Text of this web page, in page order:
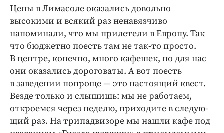
Цены в Лимасоле оказались довольно
высокими и всякий раз ненавязчиво
напоминали, что мы прилетели в Европу. Так
что бюджетно поесть там не так-то просто.
В центре, конечно, много кафешек, но для нас
они оказались дороговаты. А вот поесть
в заведении попроще — это настоящий квест.
Везде только и слышишь: мы не работаем,
откроемся через неделю, приходите в следую­
щий раз. На трипадвизоре мы нашли кафе под